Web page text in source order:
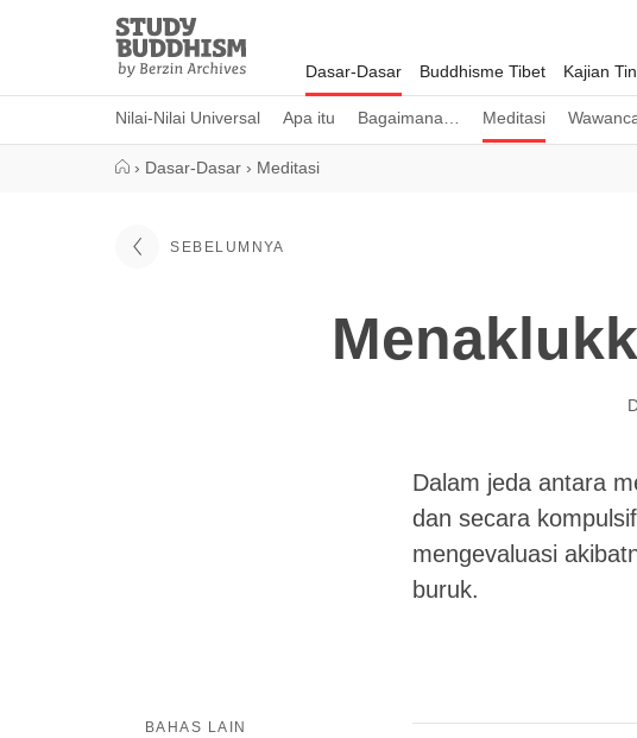
Study
Buddhism
Home
Dasar-Dasar
Nilai-Nilai Universal Apa itu Bagaimana… Meditasi
Buddhisme Tibet Kajian
› Dasar-Dasar › Meditasi
SEBELUMNYA
Dalam jeda antara
dan secara
mengevaluasi
buruk.
BAHAS LAIN